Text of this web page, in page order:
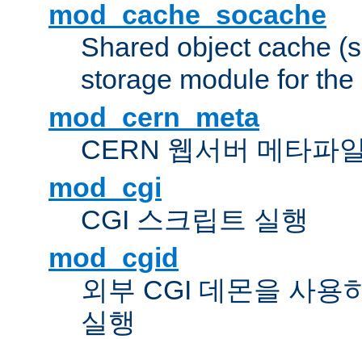
mod_cache_socache
Shared object cache
storage module for
mod_cern_meta
CERN 웹서버 메타파
mod_cgi
CGI 스크립트 실행
mod_cgid
외부 CGI 데몬을 사용
실행